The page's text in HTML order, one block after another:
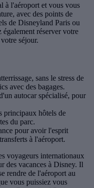
à l'aéroport et vous vous
avec des points de
de Disneyland Paris ou
réserver votre
séjour.
sans le stress de
avec des bagages.
autocar spécialisé, pour
principaux hôtels de
du parc.
pour avoir l'esprit
à l'aéroport.
voyageurs internationaux
des vacances à Disney. Il
rendre de l'aéroport au
vous puissiez vous